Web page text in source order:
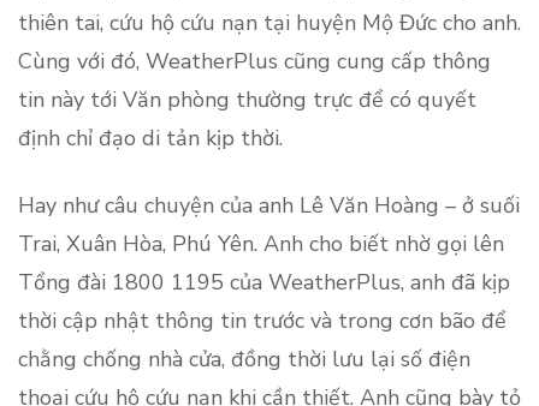
thiên tai, cứu hộ cứu nạn tại huyện Mộ Đức cho anh.
Cùng với đó, WeatherPlus cũng cung cấp thông
tin này tới Văn phòng thường trực để có quyết
định chỉ đạo di tản kịp thời.
Hay như câu chuyện của anh Lê Văn Hoàng – ở suối
Trai, Xuân Hòa, Phú Yên. Anh cho biết nhờ gọi lên
Tổng đài 1800 1195 của WeatherPlus, anh đã kịp
thời cập nhật thông tin trước và trong cơn bão để
chằng chống nhà cửa, đồng thời lưu lại số điện
thoại cứu hộ cứu nạn khi cần thiết. Anh cũng bày tỏ